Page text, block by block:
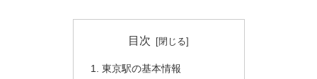
目次
東京駅の基本情報